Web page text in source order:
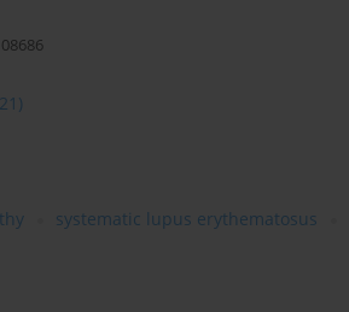
systematic lupus erythematosus